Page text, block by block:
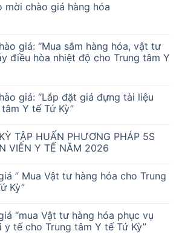
mời chào giá hàng hóa
giá: “Mua sắm hàng hóa, vật tư
điều hòa nhiệt độ cho Trung tâm Y
giá: “Lắp đặt giá đựng tài liệu
Y tế Tứ Kỳ”
TẬP HUẤN PHƯƠNG PHÁP 5S
VIÊN Y TẾ NĂM 2026
” Mua Vật tư hàng hóa cho Trung
Kỳ”
“mua Vật tư hàng hóa phục vụ
tế cho Trung tâm Y tế Tứ Kỳ”